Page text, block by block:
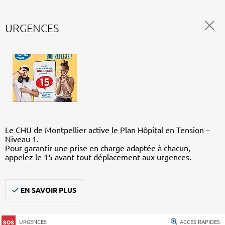
URGENCES
Le CHU de Montpellier active le Plan Hôpital en Tension –
Niveau 1.
Pour garantir une prise en charge adaptée à chacun,
appelez le 15 avant tout déplacement aux urgences.
EN SAVOIR PLUS
URGENCES ACCÈS RAPIDES